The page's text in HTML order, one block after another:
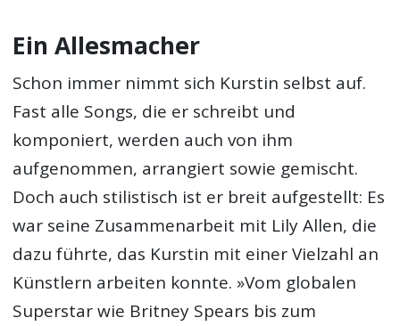
Ein Allesmacher
Schon immer nimmt sich Kurstin selbst auf.
Fast alle Songs, die er schreibt und
komponiert, werden auch von ihm
aufgenommen, arrangiert sowie gemischt.
Doch auch stilistisch ist er breit aufgestellt: Es
war seine Zusammenarbeit mit Lily Allen, die
dazu führte, das Kurstin mit einer Vielzahl an
Künstlern arbeiten konnte. »Vom globalen
Superstar wie Britney Spears bis zum